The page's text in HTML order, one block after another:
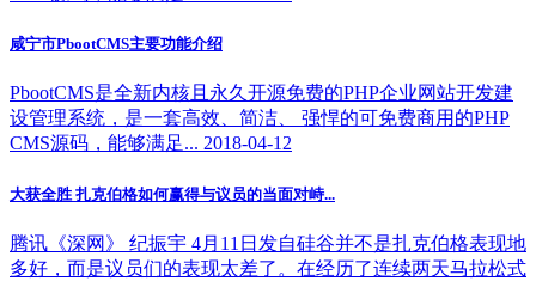
咸宁市PbootCMS主要功能介绍
PbootCMS是全新内核且永久开源免费的PHP企业网站开发建
设管理系统，是一套高效、简洁、 强悍的可免费商用的PHP
CMS源码，能够满足... 2018-04-12
大获全胜 扎克伯格如何赢得与议员的当面对峙...
腾讯《深网》 纪振宇 4月11日发自硅谷并不是扎克伯格表现地
多好，而是议员们的表现太差了。在经历了连续两天马拉松式